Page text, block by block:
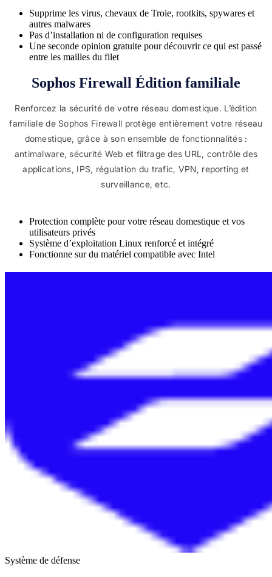
Supprime les virus, chevaux de Troie, rootkits, spywares et
autres malwares
Pas d’installation ni de configuration requises
Une seconde opinion gratuite pour découvrir ce qui est passé
entre les mailles du filet
Sophos Firewall Édition familiale
Renforcez la sécurité de votre réseau domestique. L’édition
familiale de Sophos Firewall protège entièrement votre réseau
domestique, grâce à son ensemble de fonctionnalités :
antimalware, sécurité Web et filtrage des URL, contrôle des
applications, IPS, régulation du trafic, VPN, reporting et
surveillance, etc.
Protection complète pour votre réseau domestique et vos
utilisateurs privés
Système d’exploitation Linux renforcé et intégré
Fonctionne sur du matériel compatible avec Intel
Système de défense